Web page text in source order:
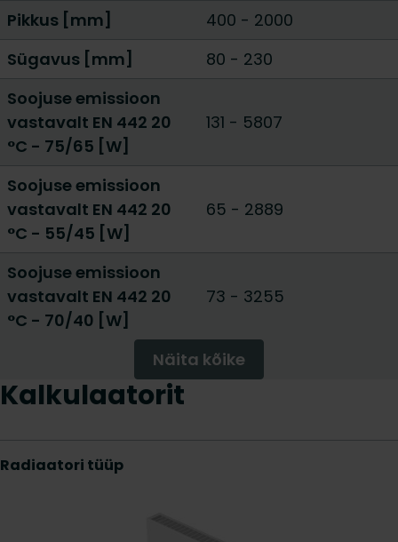
Pikkus [mm]
400 - 2000
Sügavus [mm]
80 - 230
Soojuse emissioon
vastavalt EN 442 20
°C - 75/65 [W]
131 - 5807
Soojuse emissioon
vastavalt EN 442 20
°C - 55/45 [W]
65 - 2889
Soojuse emissioon
vastavalt EN 442 20
°C - 70/40 [W]
73 - 3255
Näita kõike
Kalkulaatorit